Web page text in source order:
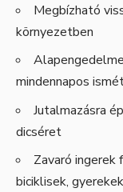
Megbízható
környezetben
mindennapos
Jutalmazásra
dicséret
Zavaró
biciklisek, gyerekek